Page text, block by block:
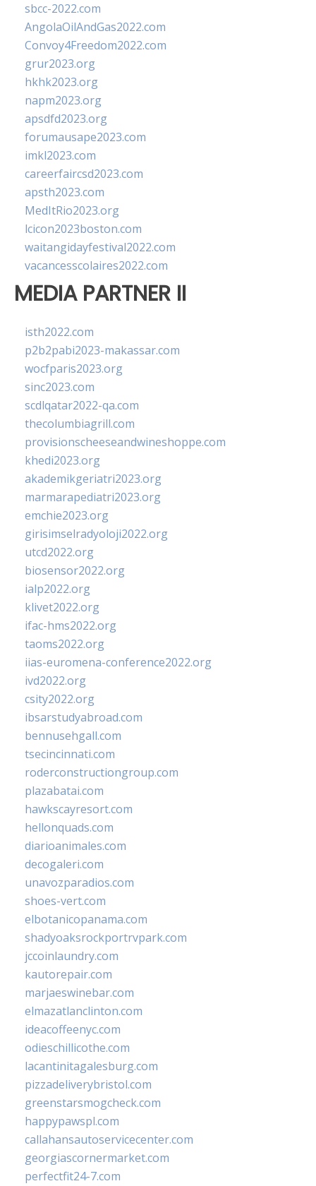
sbcc-2022.com
AngolaOilAndGas2022.com
Convoy4Freedom2022.com
grur2023.org
hkhk2023.org
napm2023.org
apsdfd2023.org
forumausape2023.com
imkl2023.com
careerfaircsd2023.com
apsth2023.com
MedItRio2023.org
lcicon2023boston.com
waitangidayfestival2022.com
vacancesscolaires2022.com
MEDIA PARTNER II
isth2022.com
p2b2pabi2023-makassar.com
wocfparis2023.org
sinc2023.com
scdlqatar2022-qa.com
thecolumbiagrill.com
provisionscheeseandwineshoppe.com
khedi2023.org
akademikgeriatri2023.org
marmarapediatri2023.org
emchie2023.org
girisimselradyoloji2022.org
utcd2022.org
biosensor2022.org
ialp2022.org
klivet2022.org
ifac-hms2022.org
taoms2022.org
iias-euromena-conference2022.org
ivd2022.org
csity2022.org
ibsarstudyabroad.com
bennusehgall.com
tsecincinnati.com
roderconstructiongroup.com
plazabatai.com
hawkscayresort.com
hellonquads.com
diarioanimales.com
decogaleri.com
unavozparadios.com
shoes-vert.com
elbotanicopanama.com
shadyoaksrockportrvpark.com
jccoinlaundry.com
kautorepair.com
marjaeswinebar.com
elmazatlanclinton.com
ideacoffeenyc.com
odieschillicothe.com
lacantinitagalesburg.com
pizzadeliverybristol.com
greenstarsmogcheck.com
happypawspl.com
callahansautoservicecenter.com
georgiascornermarket.com
perfectfit24-7.com